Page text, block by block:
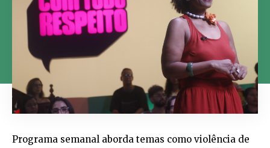
Programa semanal aborda temas como violência de